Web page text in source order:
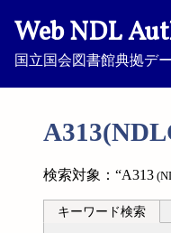
Web NDL
国立国会図書館典拠デ
検索対象：“A313
キーワード検索